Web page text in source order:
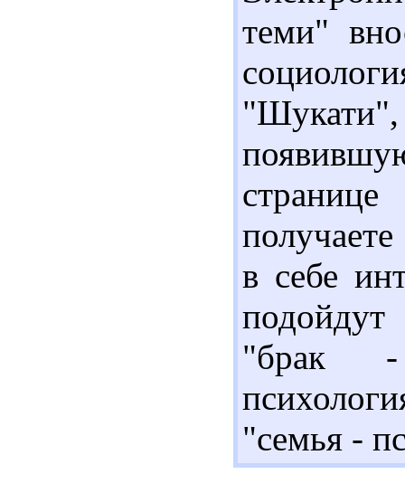
теми"
в себе
"брак
"семья -